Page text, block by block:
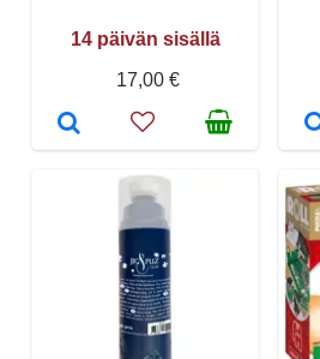
14 päivän sisällä
17,00 €